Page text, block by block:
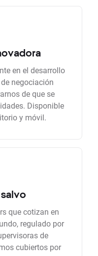
en el desarrollo
negociación
de que se
Disponible
y móvil.
que cotizan en
regulado por
de
cubiertos por